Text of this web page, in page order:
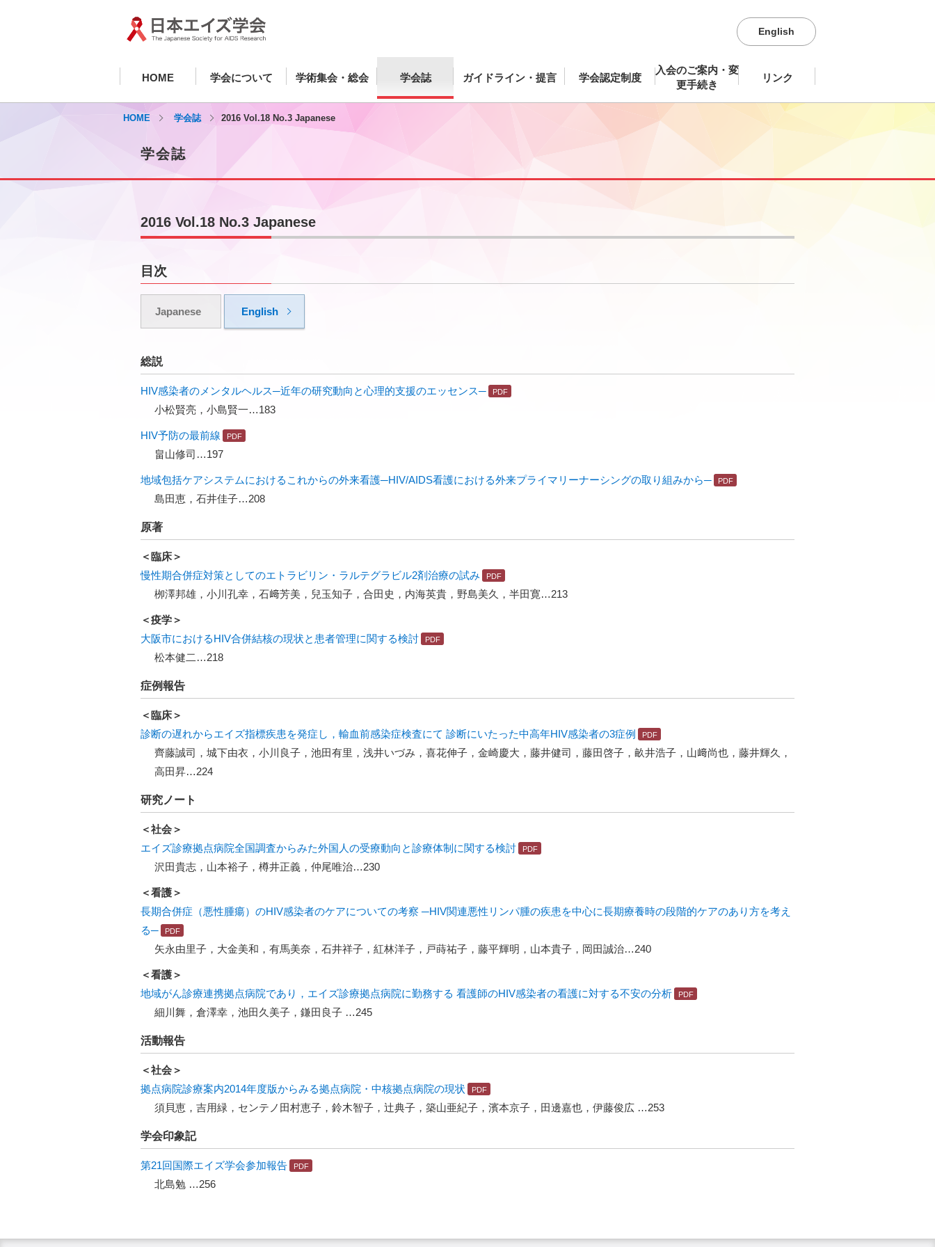
English
HOME 学会について 学術集会・総会 学会誌 ガイドライン・提言 学会認定制度
入会のご案内・変
更手続き
リンク
HOME 学会誌 2016 Vol.18 No.3 Japanese
学会誌
2016 Vol.18 No.3 Japanese
目次
Japanese English
総説
HIV感染者のメンタルヘルス─近年の研究動向と心理的支援のエッセンス─
小松賢亮，小島賢一…183
HIV予防の最前線
畠山修司…197
地域包括ケアシステムにおけるこれからの外来看護─HIV/AIDS看護における外来プライマリーナーシングの取り組みから─
島田恵，石井佳子…208
原著
＜臨床＞
慢性期合併症対策としてのエトラビリン・ラルテグラビル2剤治療の試み
栁澤邦雄，小川孔幸，石﨑芳美，兒玉知子，合田史，内海英貴，野島美久，半田寛…213
＜疫学＞
大阪市におけるHIV合併結核の現状と患者管理に関する検討
松本健二…218
症例報告
＜臨床＞
診断の遅れからエイズ指標疾患を発症し，輸血前感染症検査にて 診断にいたった中高年HIV感染者の3症例
齊藤誠司，城下由衣，小川良子，池田有里，浅井いづみ，喜花伸子，金崎慶大，藤井健司，藤田啓子，畝井浩子，山﨑尚也，藤井輝久，
高田昇…224
研究ノート
＜社会＞
エイズ診療拠点病院全国調査からみた外国人の受療動向と診療体制に関する検討
沢田貴志，山本裕子，樽井正義，仲尾唯治…230
＜看護＞
長期合併症（悪性腫瘍）のHIV感染者のケアについての考察 ─HIV関連悪性リンパ腫の疾患を中心に長期療養時の段階的ケアのあり方を考え
る─
矢永由里子，大金美和，有馬美奈，石井祥子，紅林洋子，戸蒔祐子，藤平輝明，山本貴子，岡田誠治…240
＜看護＞
地域がん診療連携拠点病院であり，エイズ診療拠点病院に勤務する 看護師のHIV感染者の看護に対する不安の分析
細川舞，倉澤幸，池田久美子，鎌田良子 …245
活動報告
＜社会＞
拠点病院診療案内2014年度版からみる拠点病院・中核拠点病院の現状
須貝恵，吉用緑，センテノ田村恵子，鈴木智子，辻典子，築山亜紀子，濱本京子，田邊嘉也，伊藤俊広 …253
学会印象記
第21回国際エイズ学会参加報告
北島勉 …256